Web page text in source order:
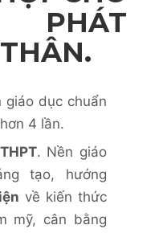
PHÁT
giáo dục chuẩn
4 lần.
. Nền giáo
tạo, hướng
về kiến thức
mỹ, cân bằng